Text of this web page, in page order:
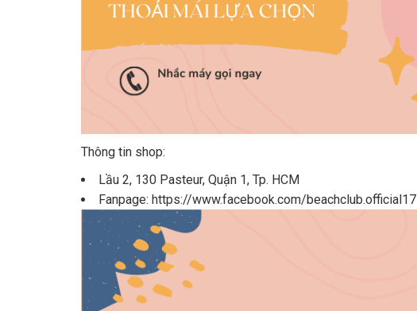
Thông tin shop:
Lầu 2, 130 Pasteur, Quận 1, Tp. HCM
Fanpage: https://www.facebook.com/beachclub.official17